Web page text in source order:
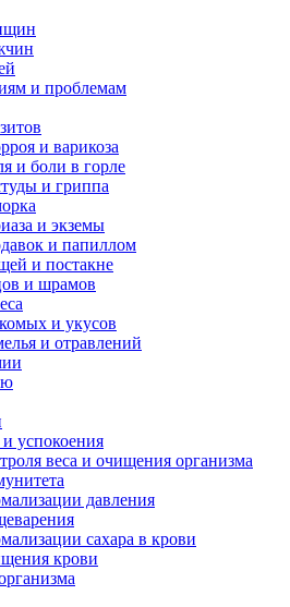
и проблемам
и варикоза
и боли в горле
и гриппа
и экземы
и папиллом
и постакне
и шрамов
и укусов
и отравлений
успокоения
веса и очищения организма
давления
сахара в крови
крови